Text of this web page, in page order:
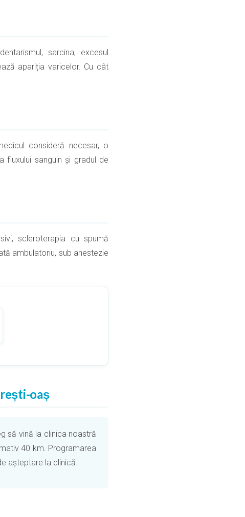
sarcina, excesul
apariția varicelor. Cu cât
consideră necesar, o
sanguin și gradul de
scleroterapia cu spumă
ambulatoriu, sub anestezie
oaș
să vină la clinica noastră
40 km. Programarea
așteptare la clinică.